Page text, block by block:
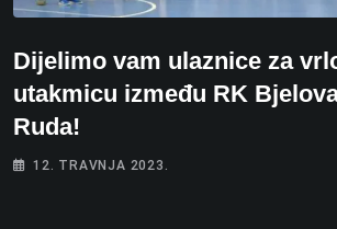
Dijelimo vam ulaznice za
utakmicu između RK
Ruda!
12. TRAVNJA 2023.